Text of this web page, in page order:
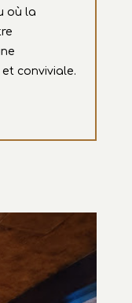
où la
conviviale.